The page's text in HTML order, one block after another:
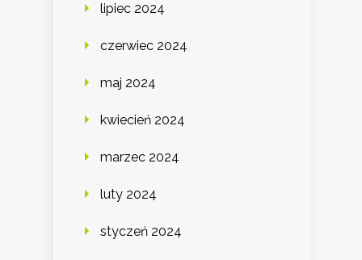
lipiec 2024
czerwiec 2024
maj 2024
kwiecień 2024
marzec 2024
luty 2024
styczeń 2024